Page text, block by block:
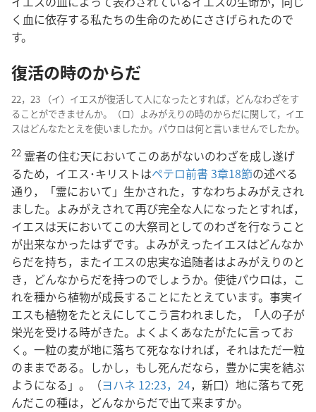
く血に依存する私たちの生命のためにささげられたので
す。
復活の時のからだ
22，23 （イ）イエスが復活して人になったとすれば，どんなわざをす
ることができませんか。（ロ）よみがえりの時のからだに関して，イエ
スはどんなたとえを使いましたか。パウロは何と言いませんでしたか。
22 霊者の住む天においてこのあがないのわざを成し遂げ
るため，イエス･キリストはペテロ前書 3章18節の述べる
通り，「霊において」生かされた，すなわちよみがえされ
ました。よみがえされて再び完全な人になったとすれば，
イエスは天においてこの大祭司としてのわざを行なうこと
が出来なかったはずです。よみがえったイエスはどんなか
らだを持ち，またイエスの忠実な追随者はよみがえりのと
き，どんなからだを持つのでしょうか。使徒パウロは，こ
れを種から植物が成長することにたとえています。事実イ
エスも植物をたとえにしてこう言われました，「人の子が
栄光を受ける時がきた。よくよくあなたがたに言ってお
く。一粒の麦が地に落ちて死ななければ，それはただ一粒
のままである。しかし，もし死んだなら，豊かに実を結ぶ
ようになる」。（ヨハネ 12:23，24，新口）地に落ちて死
んだこの種は，どんなからだで出て来ますか。